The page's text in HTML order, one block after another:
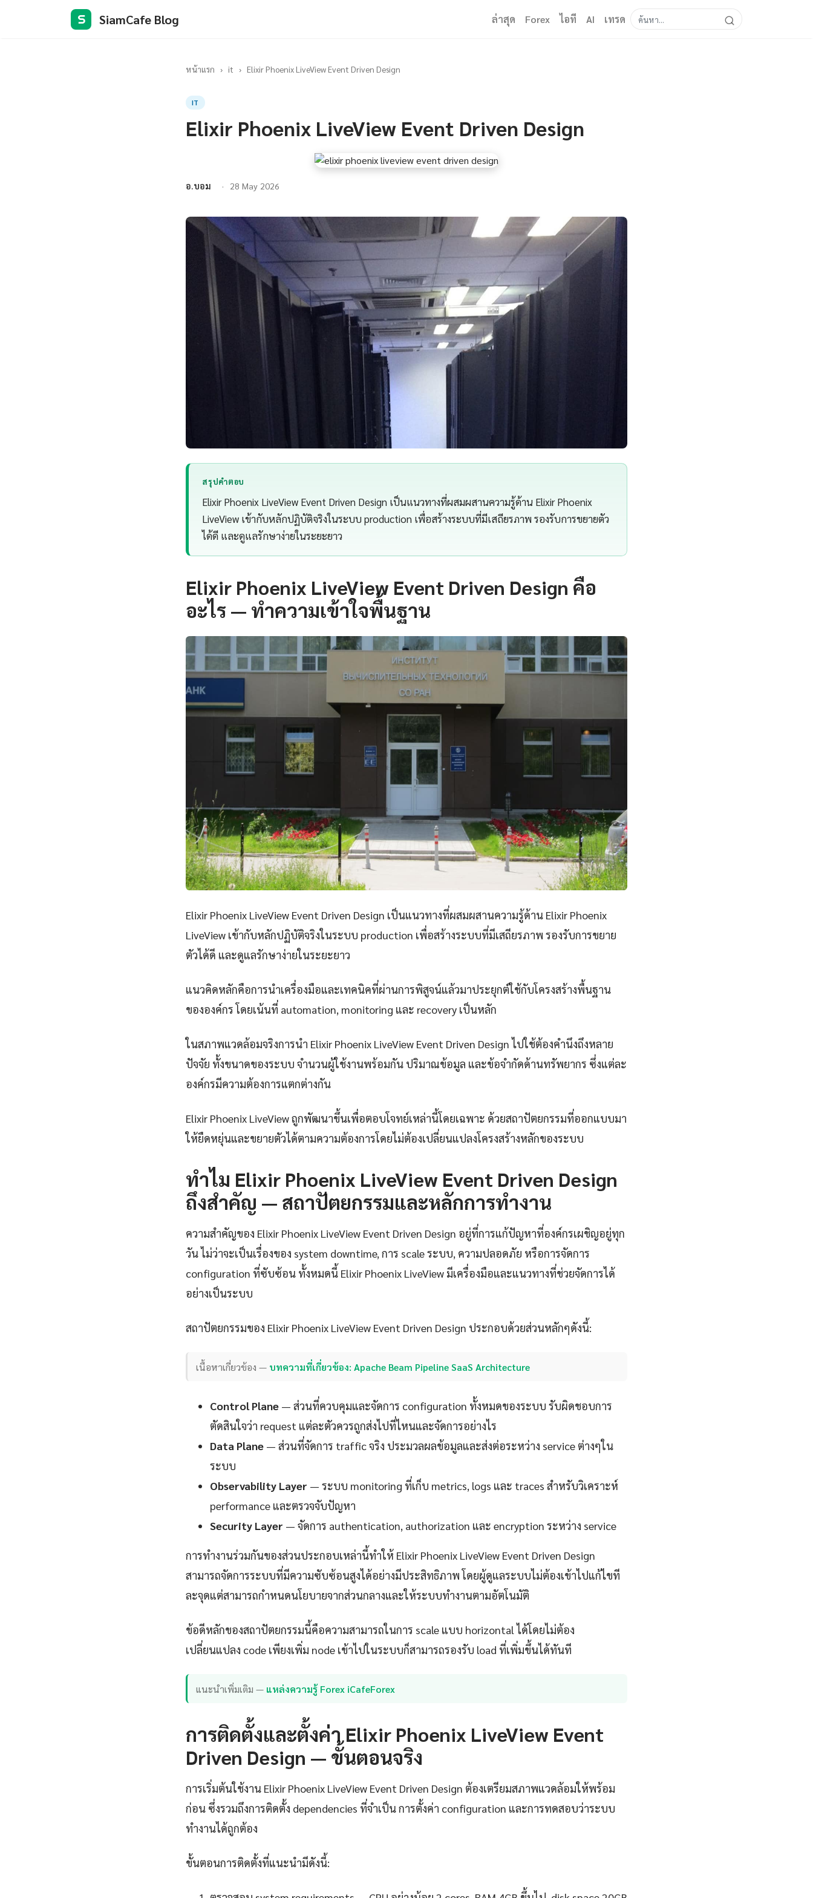
S SiamCafe Blog ล่าสุด Forex ไอที AI เทรด
หน้าแรก › it › Elixir Phoenix LiveView Event Driven Design
IT
Elixir Phoenix LiveView Event Driven Design
อ.บอม 28 May 2026
สรุปคำตอบ
Elixir Phoenix LiveView Event Driven Design เป็นแนวทางที่ผสมผสานความรู้ด้าน Elixir Phoenix
LiveView เข้ากับหลักปฏิบัติจริงในระบบ production เพื่อสร้างระบบที่มีเสถียรภาพ รองรับการขยายตัว
ได้ดี และดูแลรักษาง่ายในระยะยาว
Elixir Phoenix LiveView Event Driven Design คือ
อะไร — ทำความเข้าใจพื้นฐาน
Elixir Phoenix LiveView Event Driven Design เป็นแนวทางที่ผสมผสานความรู้ด้าน Elixir Phoenix
LiveView เข้ากับหลักปฏิบัติจริงในระบบ production เพื่อสร้างระบบที่มีเสถียรภาพ รองรับการขยาย
ตัวได้ดี และดูแลรักษาง่ายในระยะยาว
แนวคิดหลักคือการนำเครื่องมือและเทคนิคที่ผ่านการพิสูจน์แล้วมาประยุกต์ใช้กับโครงสร้างพื้นฐาน
ขององค์กร โดยเน้นที่ automation, monitoring และ recovery เป็นหลัก
ในสภาพแวดล้อมจริงการนำ Elixir Phoenix LiveView Event Driven Design ไปใช้ต้องคำนึงถึงหลาย
ปัจจัย ทั้งขนาดของระบบ จำนวนผู้ใช้งานพร้อมกัน ปริมาณข้อมูล และข้อจำกัดด้านทรัพยากร ซึ่งแต่ละ
องค์กรมีความต้องการแตกต่างกัน
Elixir Phoenix LiveView ถูกพัฒนาขึ้นเพื่อตอบโจทย์เหล่านี้โดยเฉพาะ ด้วยสถาปัตยกรรมที่ออกแบบมา
ให้ยืดหยุ่นและขยายตัวได้ตามความต้องการโดยไม่ต้องเปลี่ยนแปลงโครงสร้างหลักของระบบ
ทำไม Elixir Phoenix LiveView Event Driven Design
ถึงสำคัญ — สถาปัตยกรรมและหลักการทำงาน
ความสำคัญของ Elixir Phoenix LiveView Event Driven Design อยู่ที่การแก้ปัญหาที่องค์กรเผชิญอยู่ทุก
วัน ไม่ว่าจะเป็นเรื่องของ system downtime, การ scale ระบบ, ความปลอดภัย หรือการจัดการ
configuration ที่ซับซ้อน ทั้งหมดนี้ Elixir Phoenix LiveView มีเครื่องมือและแนวทางที่ช่วยจัดการได้
อย่างเป็นระบบ
สถาปัตยกรรมของ Elixir Phoenix LiveView Event Driven Design ประกอบด้วยส่วนหลักๆดังนี้:
เนื้อหาเกี่ยวข้อง — บทความที่เกี่ยวข้อง: Apache Beam Pipeline SaaS Architecture
Control Plane — ส่วนที่ควบคุมและจัดการ configuration ทั้งหมดของระบบ รับผิดชอบการ
ตัดสินใจว่า request แต่ละตัวควรถูกส่งไปที่ไหนและจัดการอย่างไร
Data Plane — ส่วนที่จัดการ traffic จริง ประมวลผลข้อมูลและส่งต่อระหว่าง service ต่างๆใน
ระบบ
Observability Layer — ระบบ monitoring ที่เก็บ metrics, logs และ traces สำหรับวิเคราะห์
performance และตรวจจับปัญหา
Security Layer — จัดการ authentication, authorization และ encryption ระหว่าง service
การทำงานร่วมกันของส่วนประกอบเหล่านี้ทำให้ Elixir Phoenix LiveView Event Driven Design
สามารถจัดการระบบที่มีความซับซ้อนสูงได้อย่างมีประสิทธิภาพ โดยผู้ดูแลระบบไม่ต้องเข้าไปแก้ไขที
ละจุดแต่สามารถกำหนดนโยบายจากส่วนกลางและให้ระบบทำงานตามอัตโนมัติ
ข้อดีหลักของสถาปัตยกรรมนี้คือความสามารถในการ scale แบบ horizontal ได้โดยไม่ต้อง
เปลี่ยนแปลง code เพียงเพิ่ม node เข้าไปในระบบก็สามารถรองรับ load ที่เพิ่มขึ้นได้ทันที
แนะนำเพิ่มเติม — แหล่งความรู้ Forex iCafeForex
การติดตั้งและตั้งค่า Elixir Phoenix LiveView Event
Driven Design — ขั้นตอนจริง
การเริ่มต้นใช้งาน Elixir Phoenix LiveView Event Driven Design ต้องเตรียมสภาพแวดล้อมให้พร้อม
ก่อน ซึ่งรวมถึงการติดตั้ง dependencies ที่จำเป็น การตั้งค่า configuration และการทดสอบว่าระบบ
ทำงานได้ถูกต้อง
ขั้นตอนการติดตั้งที่แนะนำมีดังนี้: